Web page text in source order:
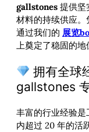
gallstones 提供坚
材料的持续供应。
通过我们的 展览
上奠定了稳固的地
拥有全球
gallstones
丰富的行业经验
内超过 20 年的活